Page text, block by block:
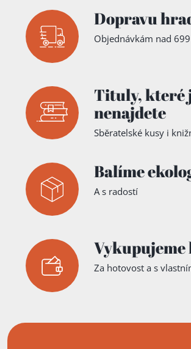
Dopravu
Objednávkám nad
Tituly,které
nenajdete
Sběratelské kusy i
Balíme
A s radostí
Za hotovost a s